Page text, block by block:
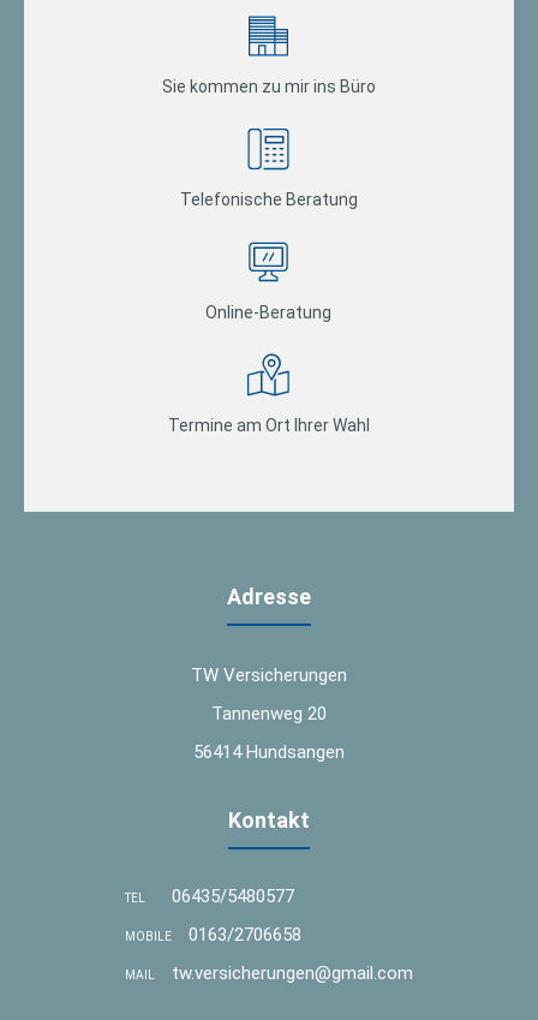
Sie kommen zu mir ins Büro
Telefonische Beratung
Online-Beratung
Termine am Ort Ihrer Wahl
Adresse
TW Versicherungen
Tannenweg 20
56414 Hundsangen
Kontakt
TEL 06435/5480577
MOBILE 0163/2706658
MAIL tw.versicherungen@gmail.com